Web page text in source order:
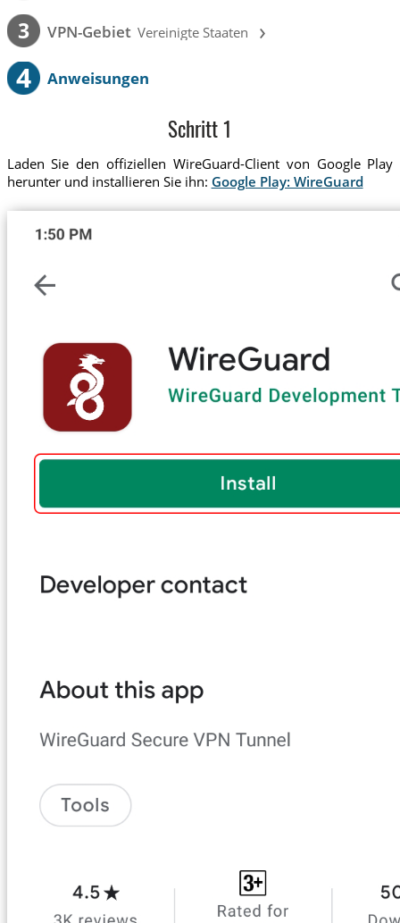
3 VPN-Gebiet Vereinigte Staaten ›
4 Anweisungen
Schritt 1
Laden Sie den offiziellen WireGuard-Client von Google Play
herunter und installieren Sie ihn: Google Play: WireGuard